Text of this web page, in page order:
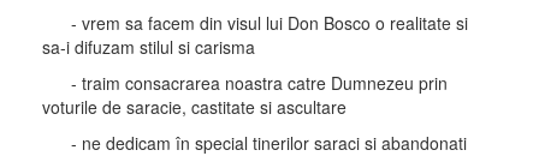
- vrem sa facem din visul lui Don Bosco o realitate si
sa-i difuzam stilul si carisma
- traim consacrarea noastra catre Dumnezeu prin
voturile de saracie, castitate si ascultare
- ne dedicam în special tinerilor saraci si abandonati